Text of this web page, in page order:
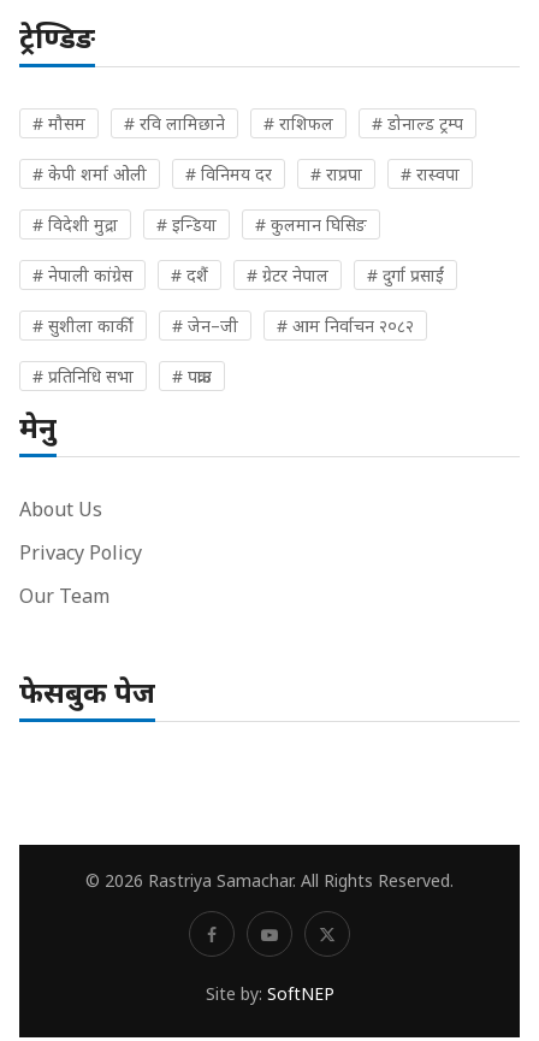
ट्रेण्डिङ
# मौसम # रवि लामिछाने # राशिफल # डोनाल्ड ट्रम्प
# केपी शर्मा ओली # विनिमय दर # राप्रपा # रास्वपा
# विदेशी मुद्रा # इन्डिया # कुलमान घिसिङ
# नेपाली कांग्रेस # दशैं # ग्रेटर नेपाल # दुर्गा प्रसाईं
# सुशीला कार्की # जेन–जी # आम निर्वाचन २०८२
# प्रतिनिधि सभा # पक्राउ
मेनु
About Us
Privacy Policy
Our Team
फेसबुक पेज
© 2026 Rastriya Samachar. All Rights Reserved.
Site by: SoftNEP